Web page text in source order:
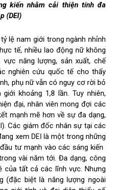
kiến ​​nhằm cải thiện tính đa
(DEI)
lệ nam giới trong ngành nhỉnh
tế, nhiều lao động nữ không
năng lượng, sản xuất, chế
nghiên cứu quốc tế cho thấy
phụ nữ vẫn có nguy cơ rời bỏ
khoảng 1,8 lần. Tuy nhiên,
đại, nhân viên mong đợi các
mạnh mẽ hơn về sự đa dạng,
Các giám đốc nhân sự tại các
xem DEI là một trong những
tư mạnh vào các sáng kiến
vài năm tới. Đa dạng, công
của tất cả các lĩnh vực. Nhưng
(đặc biệt là năng lượng ngoài